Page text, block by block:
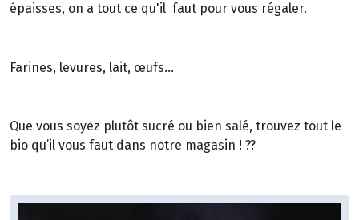
épaisses, on a tout ce qu'il faut pour vous régaler.
Farines, levures, lait, œufs…
Que vous soyez plutôt sucré ou bien salé, trouvez tout le
bio qu’il vous faut dans notre magasin ! ??